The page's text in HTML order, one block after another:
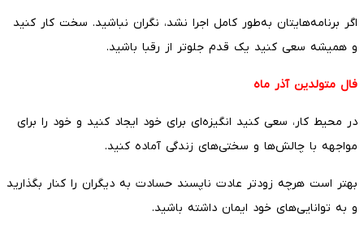
اگر برنامه‌هایتان به‌طور کامل اجرا نشد، نگران نباشید. سخت کار کنید
و همیشه سعی کنید یک قدم جلوتر از رقبا باشید.
فال متولدین آذر ماه
در محیط کار، سعی کنید انگیزه‌ای برای خود ایجاد کنید و خود را برای
مواجهه با چالش‌ها و سختی‌های زندگی آماده کنید.
بهتر است هرچه زودتر عادت ناپسند حسادت به دیگران را کنار بگذارید
و به توانایی‌های خود ایمان داشته باشید.